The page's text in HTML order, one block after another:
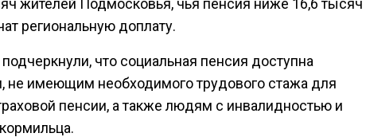
жителей Подмосковья, чья пенсия ниже 16,6 тысяч
региональную доплату.
что социальная пенсия доступна
не имеющим необходимого трудового стажа для
пенсии, а также людям с инвалидностью и